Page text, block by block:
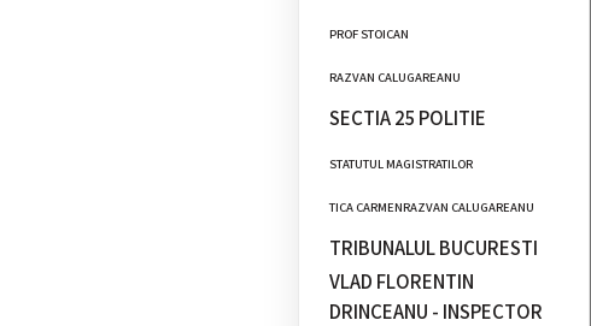
PROF STOICAN
RAZVAN CALUGAREANU
SECTIA 25 POLITIE
STATUTUL MAGISTRATILOR
TICA CARMENRAZVAN CALUGAREANU
TRIBUNALUL BUCURESTI
VLAD FLORENTIN
DRINCEANU - INSPECTOR